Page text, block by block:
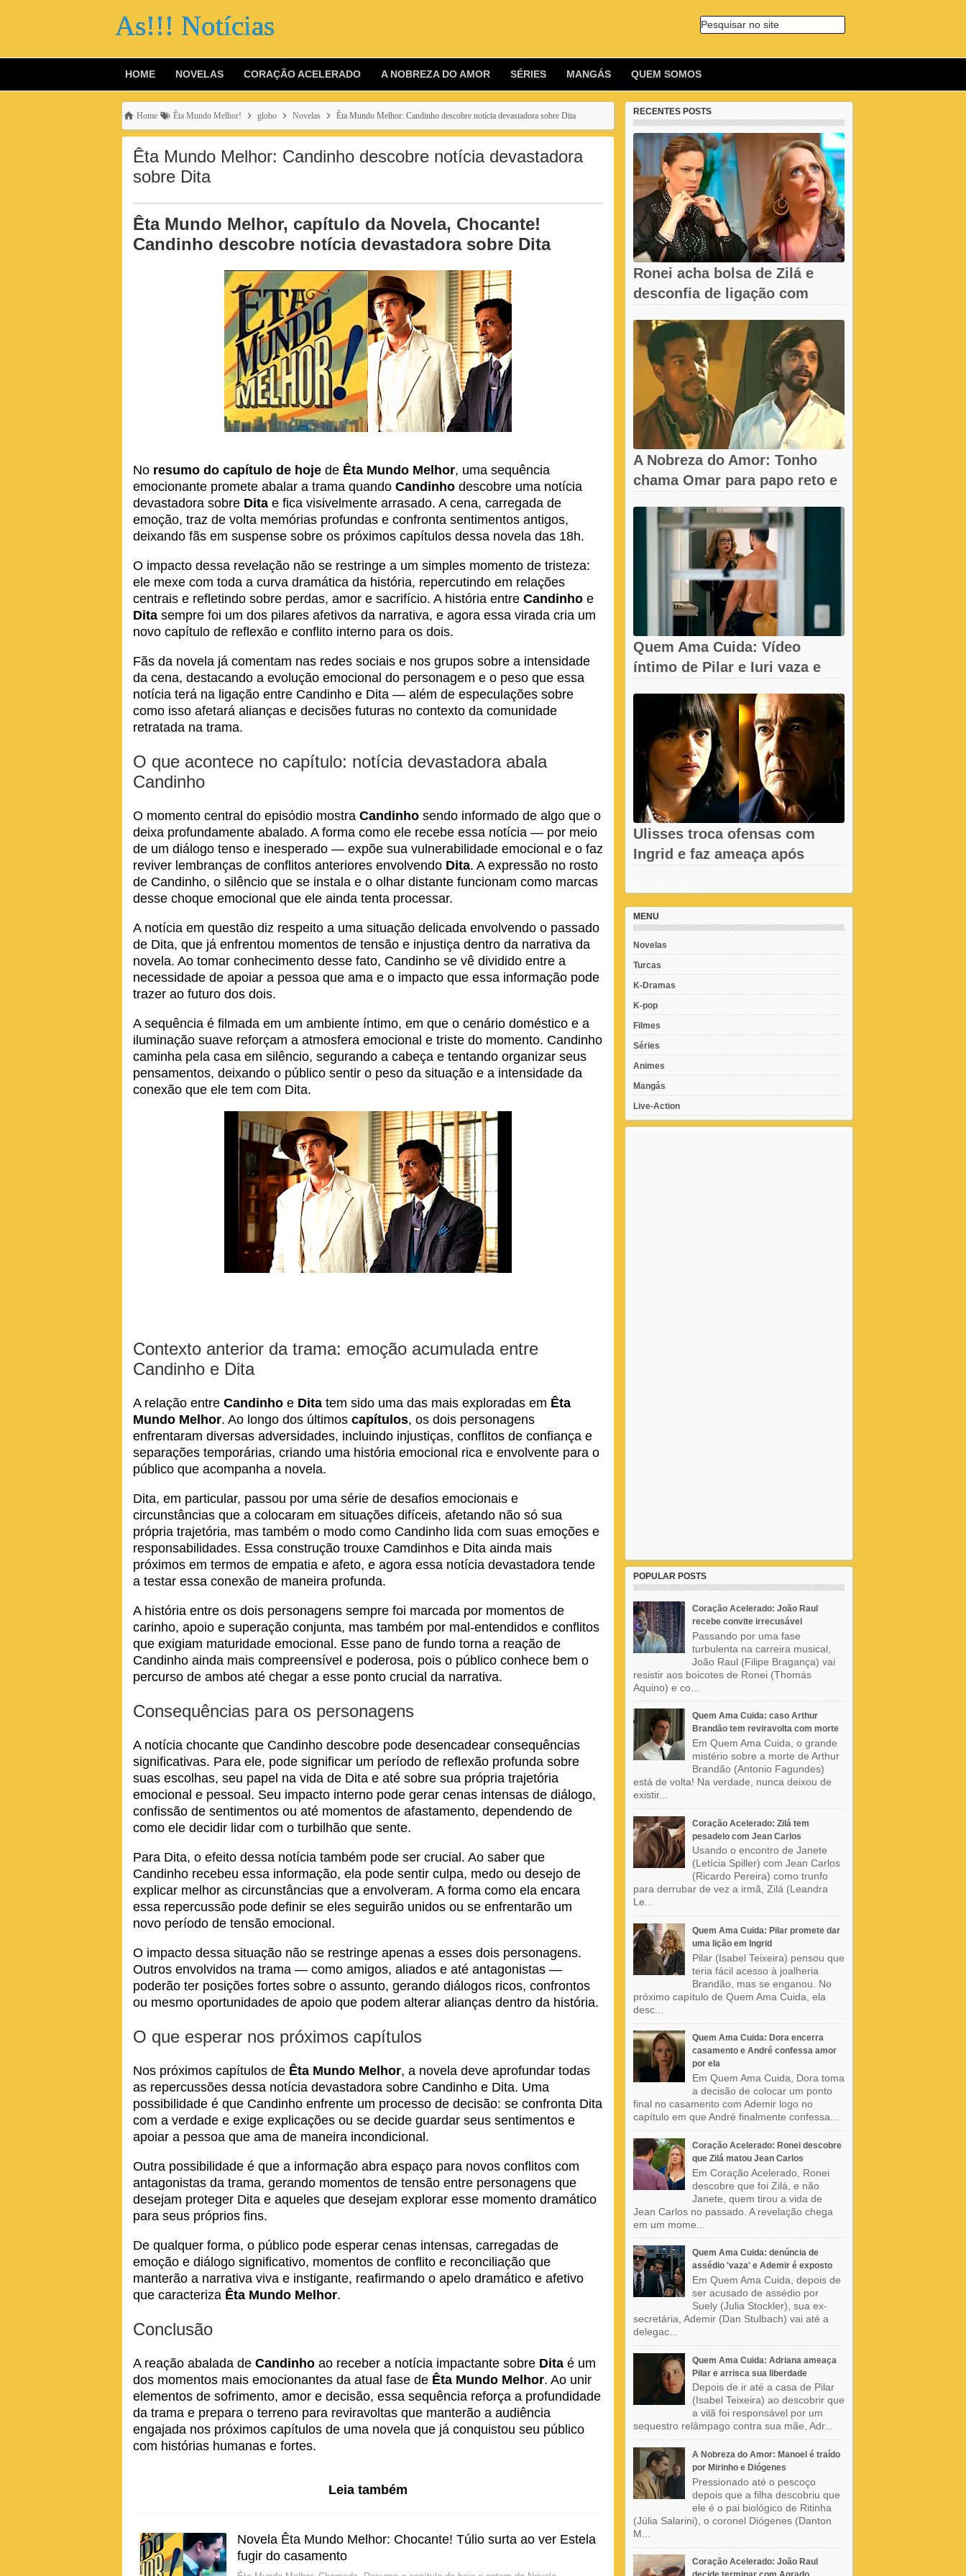
As!!! Notícias Pesquisar no site
HOME NOVELAS CORAÇÃO ACELERADO A NOBREZA DO AMOR SÉRIES MANGÁS QUEM SOMOS
Home Êta Mundo Melhor! globo Novelas Êta Mundo Melhor: Candinho descobre notícia devastadora sobre Dita
Êta Mundo Melhor: Candinho descobre notícia devastadora
sobre Dita
Êta Mundo Melhor, capítulo da Novela, Chocante!
Candinho descobre notícia devastadora sobre Dita
No resumo do capítulo de hoje de Êta Mundo Melhor, uma sequência
emocionante promete abalar a trama quando Candinho descobre uma notícia
devastadora sobre Dita e fica visivelmente arrasado. A cena, carregada de
emoção, traz de volta memórias profundas e confronta sentimentos antigos,
deixando fãs em suspense sobre os próximos capítulos dessa novela das 18h.
O impacto dessa revelação não se restringe a um simples momento de tristeza:
ele mexe com toda a curva dramática da história, repercutindo em relações
centrais e refletindo sobre perdas, amor e sacrifício. A história entre Candinho e
Dita sempre foi um dos pilares afetivos da narrativa, e agora essa virada cria um
novo capítulo de reflexão e conflito interno para os dois.
Fãs da novela já comentam nas redes sociais e nos grupos sobre a intensidade
da cena, destacando a evolução emocional do personagem e o peso que essa
notícia terá na ligação entre Candinho e Dita — além de especulações sobre
como isso afetará alianças e decisões futuras no contexto da comunidade
retratada na trama.
O que acontece no capítulo: notícia devastadora abala
Candinho
O momento central do episódio mostra Candinho sendo informado de algo que o
deixa profundamente abalado. A forma como ele recebe essa notícia — por meio
de um diálogo tenso e inesperado — expõe sua vulnerabilidade emocional e o faz
reviver lembranças de conflitos anteriores envolvendo Dita. A expressão no rosto
de Candinho, o silêncio que se instala e o olhar distante funcionam como marcas
desse choque emocional que ele ainda tenta processar.
A notícia em questão diz respeito a uma situação delicada envolvendo o passado
de Dita, que já enfrentou momentos de tensão e injustiça dentro da narrativa da
novela. Ao tomar conhecimento desse fato, Candinho se vê dividido entre a
necessidade de apoiar a pessoa que ama e o impacto que essa informação pode
trazer ao futuro dos dois.
A sequência é filmada em um ambiente íntimo, em que o cenário doméstico e a
iluminação suave reforçam a atmosfera emocional e triste do momento. Candinho
caminha pela casa em silêncio, segurando a cabeça e tentando organizar seus
pensamentos, deixando o público sentir o peso da situação e a intensidade da
conexão que ele tem com Dita.
Contexto anterior da trama: emoção acumulada entre
Candinho e Dita
A relação entre Candinho e Dita tem sido uma das mais exploradas em Êta
Mundo Melhor. Ao longo dos últimos capítulos, os dois personagens
enfrentaram diversas adversidades, incluindo injustiças, conflitos de confiança e
separações temporárias, criando uma história emocional rica e envolvente para o
público que acompanha a novela.
Dita, em particular, passou por uma série de desafios emocionais e
circunstâncias que a colocaram em situações difíceis, afetando não só sua
própria trajetória, mas também o modo como Candinho lida com suas emoções e
responsabilidades. Essa construção trouxe Camdinhos e Dita ainda mais
próximos em termos de empatia e afeto, e agora essa notícia devastadora tende
a testar essa conexão de maneira profunda.
A história entre os dois personagens sempre foi marcada por momentos de
carinho, apoio e superação conjunta, mas também por mal-entendidos e conflitos
que exigiam maturidade emocional. Esse pano de fundo torna a reação de
Candinho ainda mais compreensível e poderosa, pois o público conhece bem o
percurso de ambos até chegar a esse ponto crucial da narrativa.
Consequências para os personagens
A notícia chocante que Candinho descobre pode desencadear consequências
significativas. Para ele, pode significar um período de reflexão profunda sobre
suas escolhas, seu papel na vida de Dita e até sobre sua própria trajetória
emocional e pessoal. Seu impacto interno pode gerar cenas intensas de diálogo,
confissão de sentimentos ou até momentos de afastamento, dependendo de
como ele decidir lidar com o turbilhão que sente.
Para Dita, o efeito dessa notícia também pode ser crucial. Ao saber que
Candinho recebeu essa informação, ela pode sentir culpa, medo ou desejo de
explicar melhor as circunstâncias que a envolveram. A forma como ela encara
essa repercussão pode definir se eles seguirão unidos ou se enfrentarão um
novo período de tensão emocional.
O impacto dessa situação não se restringe apenas a esses dois personagens.
Outros envolvidos na trama — como amigos, aliados e até antagonistas —
poderão ter posições fortes sobre o assunto, gerando diálogos ricos, confrontos
ou mesmo oportunidades de apoio que podem alterar alianças dentro da história.
O que esperar nos próximos capítulos
Nos próximos capítulos de Êta Mundo Melhor, a novela deve aprofundar todas
as repercussões dessa notícia devastadora sobre Candinho e Dita. Uma
possibilidade é que Candinho enfrente um processo de decisão: se confronta Dita
com a verdade e exige explicações ou se decide guardar seus sentimentos e
apoiar a pessoa que ama de maneira incondicional.
Outra possibilidade é que a informação abra espaço para novos conflitos com
antagonistas da trama, gerando momentos de tensão entre personagens que
desejam proteger Dita e aqueles que desejam explorar esse momento dramático
para seus próprios fins.
De qualquer forma, o público pode esperar cenas intensas, carregadas de
emoção e diálogo significativo, momentos de conflito e reconciliação que
manterão a narrativa viva e instigante, reafirmando o apelo dramático e afetivo
que caracteriza Êta Mundo Melhor.
Conclusão
A reação abalada de Candinho ao receber a notícia impactante sobre Dita é um
dos momentos mais emocionantes da atual fase de Êta Mundo Melhor. Ao unir
elementos de sofrimento, amor e decisão, essa sequência reforça a profundidade
da trama e prepara o terreno para reviravoltas que manterão a audiência
engajada nos próximos capítulos de uma novela que já conquistou seu público
com histórias humanas e fortes.
Leia também
Novela Êta Mundo Melhor: Chocante! Túlio surta ao ver Estela
fugir do casamento
RECENTES POSTS
Ronei acha bolsa de Zilá e
desconfia de ligação com
A Nobreza do Amor: Tonho
chama Omar para papo reto e
Quem Ama Cuida: Vídeo
íntimo de Pilar e Iuri vaza e
Ulisses troca ofensas com
Ingrid e faz ameaça após
MENU
Novelas
Turcas
K-Dramas
K-pop
Filmes
Séries
Animes
Mangás
Live-Action
POPULAR POSTS
Coração Acelerado: João Raul
recebe convite irrecusável
Passando por uma fase
turbulenta na carreira musical,
João Raul (Filipe Bragança) vai
resistir aos boicotes de Ronei (Thomás
Aquino) e co...
Quem Ama Cuida: caso Arthur
Brandão tem reviravolta com morte
Em Quem Ama Cuida, o grande
mistério sobre a morte de Arthur
Brandão (Antonio Fagundes)
está de volta! Na verdade, nunca deixou de
existir...
Coração Acelerado: Zilá tem
pesadelo com Jean Carlos
Usando o encontro de Janete
(Letícia Spiller) com Jean Carlos
(Ricardo Pereira) como trunfo
para derrubar de vez a irmã, Zilá (Leandra
Le...
Quem Ama Cuida: Pilar promete dar
uma lição em Ingrid
Pilar (Isabel Teixeira) pensou que
teria fácil acesso à joalheria
Brandão, mas se enganou. No
próximo capítulo de Quem Ama Cuida, ela
desc...
Quem Ama Cuida: Dora encerra
casamento e André confessa amor
por ela
Em Quem Ama Cuida, Dora toma
a decisão de colocar um ponto
final no casamento com Ademir logo no
capítulo em que André finalmente confessa...
Coração Acelerado: Ronei descobre
que Zilá matou Jean Carlos
Em Coração Acelerado, Ronei
descobre que foi Zilá, e não
Janete, quem tirou a vida de
Jean Carlos no passado. A revelação chega
em um mome...
Quem Ama Cuida: denúncia de
assédio 'vaza' e Ademir é exposto
Em Quem Ama Cuida, depois de
ser acusado de assédio por
Suely (Julia Stockler), sua ex-
secretária, Ademir (Dan Stulbach) vai até a
delegac...
Quem Ama Cuida: Adriana ameaça
Pilar e arrisca sua liberdade
Depois de ir até a casa de Pilar
(Isabel Teixeira) ao descobrir que
a vilã foi responsável por um
sequestro relâmpago contra sua mãe, Adr...
A Nobreza do Amor: Manoel é traído
por Mirinho e Diógenes
Pressionado até o pescoço
depois que a filha descobriu que
ele é o pai biológico de Ritinha
(Júlia Salarini), o coronel Diógenes (Danton
M...
Coração Acelerado: João Raul